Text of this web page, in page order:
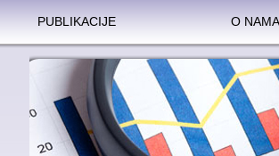
PUBLIKACIJE O NAMA